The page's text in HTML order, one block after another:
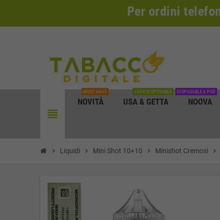
Per ordini
view_headline
NOVITÀ
MUST HAVE
USA & GETTA
VAPE DISPOSABLE
NOOVA
DISPOSABLE E POD
chevron_right Liquidi chevron_right Mini Shot 10+10 chevron_right Minishot Cremosi chevron_right